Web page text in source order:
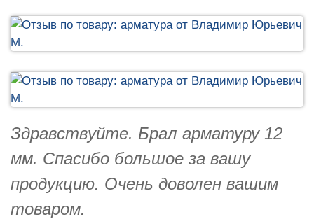
Здравствуйте. Брал арматуру 12
мм. Спасибо большое за вашу
продукцию. Очень доволен вашим
товаром.